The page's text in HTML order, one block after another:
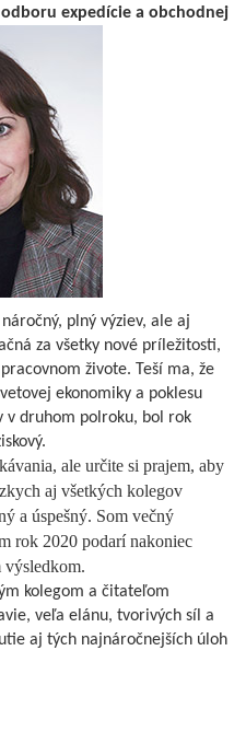
odboru expedície a obchodnej
plný výziev, ale aj
za všetky nové príležitosti,
živote. Teší ma, že
ekonomiky a poklesu
v druhom polroku, bol rok
ale určite si prajem, aby
aj všetkých kolegov
a úspešný. Som večný
rok 2020 podarí nakoniec
výsledkom.
kolegom a čitateľom
veľa elánu, tvorivých síl a
aj tých najnáročnejších úloh